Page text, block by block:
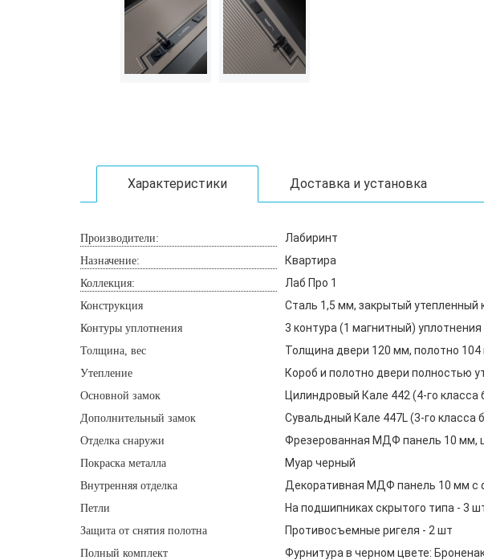
Характеристики Доставка и установка
Производители: Лабиринт
Назначение: Квартира
Коллекция: Лаб Про 1
Конструкция Сталь 1,5 мм, закрытый
Контуры уплотнения 3 контура (1 магнитный) уплотнения
Толщина, вес Толщина двери 120 мм, полотно 104
Утепление Короб и полотно двери полностью
Основной замок Цилиндровый Кале 442 (4-го класса
Дополнительный замок Сувальдный Кале 447L (3-го класса
Отделка снаружи Фрезерованная МДФ панель 10 мм,
Покраска металла Муар черный
Внутренняя отделка Декоративная МДФ панель 10 мм с
Петли На подшипниках скрытого типа - 3
Защита от снятия полотна Противосъемные ригеля - 2 шт
Полный комплект
Фурнитура в черном цвете: